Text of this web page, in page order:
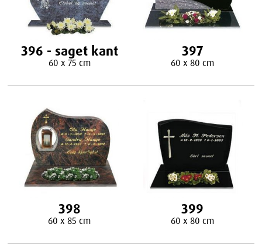
396 - saget kant
60 x 75 cm
397
60 x 80 cm
398
60 x 85 cm
399
60 x 80 cm